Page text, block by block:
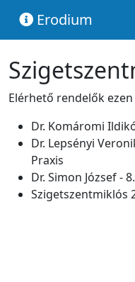
Erodium
Elérhető rendelők
Dr. Komáromi
Dr. Lepsényi
Praxis
Dr. Simon József -
Szigetszentmiklós